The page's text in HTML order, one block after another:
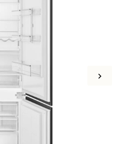
בקבוק אורבן 1 ליטר בצבע לבן